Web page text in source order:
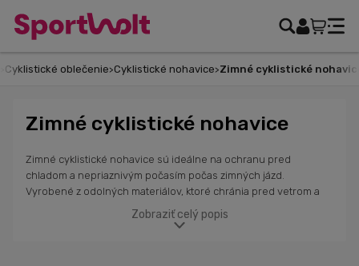
Cyklistické oblečenie Cyklistické nohavice Zimné cyklistické nohavice
Zimné cyklistické nohavice
Zimné cyklistické nohavice sú ideálne na ochranu pred
chladom a nepriaznivým počasím počas zimných jázd.
Vyrobené z odolných materiálov, ktoré chránia pred vetrom a
vlhkosťou, poskytujú komfort aj pri nízkych teplotách.
Anatomická antibakteriálna vložka chráni pred nárazmi a zaisťuje
Zobraziť celý popis